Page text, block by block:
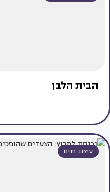
הבית הלבן
עיצוב פנים